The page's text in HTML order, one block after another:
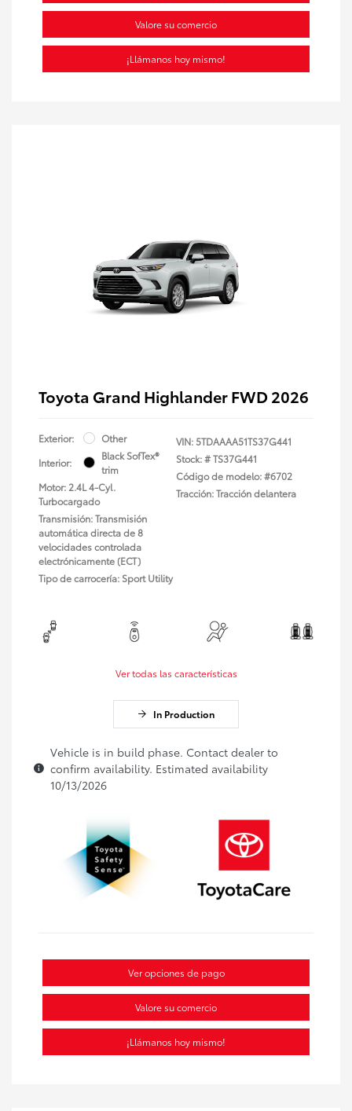
Valore su comercio
¡Llámanos hoy mismo!
Toyota Grand Highlander FWD 2026
Exterior:
Other
Interior:
Black SofTex®
trim
Motor: 2.4L 4-Cyl.
Turbocargado
Transmisión: Transmisión
automática directa de 8
velocidades controlada
electrónicamente (ECT)
Tipo de carrocería: Sport Utility
VIN:5TDAAAA51TS37G441
Stock: #TS37G441
Código de modelo: #6702
Tracción: Tracción delantera
Ver todas las características
In Production
Vehicle is in build phase. Contact dealer to
confirm availability. Estimated availability
10/13/2026
Ver opciones de pago
Valore su comercio
¡Llámanos hoy mismo!